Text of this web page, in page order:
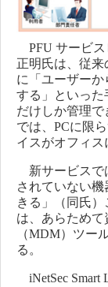
PFU サービス
正明氏は、従
に「ユーザー
する」といっ
だけしか管理
では、PCに限
イスがオフィス
新サービスで
されていない
きる」（同氏
は、あらため
（MDM）ツー
る。
iNetSec Smart